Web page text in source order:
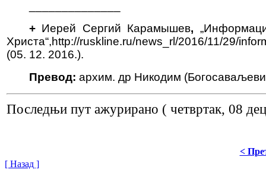
+ Иерей Сергий Карамышев,
Христа“,http://ruskline.ru/news_rl/2016/11/29/
(05. 12. 2016.).
Превод: архим. др Никодим
Последњи пут ажурирано ( четвртак, 08
<
[ Назад ]